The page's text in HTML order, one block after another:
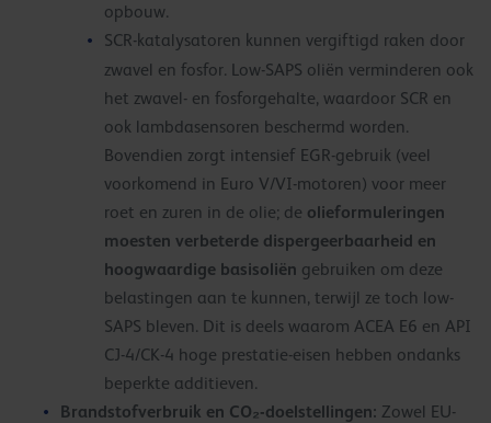
opbouw.
SCR-katalysatoren kunnen vergiftigd raken door
zwavel en fosfor. Low-SAPS oliën verminderen ook
het zwavel- en fosforgehalte, waardoor SCR en
ook lambdasensoren beschermd worden.
Bovendien zorgt intensief EGR-gebruik (veel
voorkomend in Euro V/VI-motoren) voor meer
roet en zuren in de olie; de olieformuleringen
moesten verbeterde dispergeerbaarheid en
hoogwaardige basisoliën gebruiken om deze
belastingen aan te kunnen, terwijl ze toch low-
SAPS bleven. Dit is deels waarom ACEA E6 en API
CJ-4/CK-4 hoge prestatie-eisen hebben ondanks
beperkte additieven.
Brandstofverbruik en CO₂-doelstellingen: Zowel EU-